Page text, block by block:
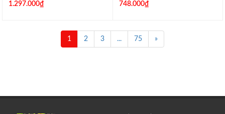
1.297.000₫ 748.000₫
1 2 3 ... 75 »